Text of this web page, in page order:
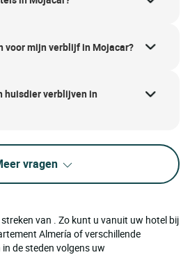
voor mijn verblijf in Mojacar?
huisdier verblijven in
vragen
van . Zo kunt u vanuit uw hotel bij
Almería of verschillende
de steden volgens uw